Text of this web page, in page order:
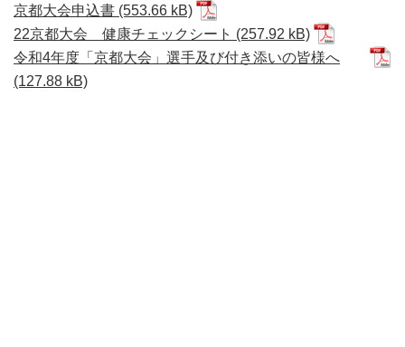
京都大会申込書
22京都大会 健康チェックシート
令和4年度「京都大会」選手及び付き添いの皆様へ